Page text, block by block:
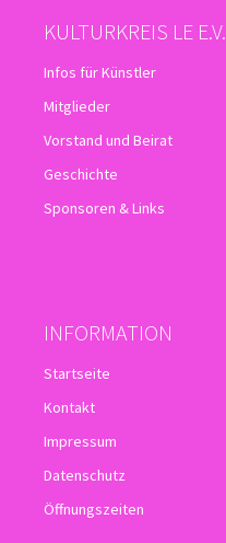
KULTURKREIS LE E.V.
Infos für Künstler
Mitglieder
Vorstand und Beirat
Geschichte
Sponsoren & Links
INFORMATION
Startseite
Kontakt
Impressum
Datenschutz
Öffnungszeiten